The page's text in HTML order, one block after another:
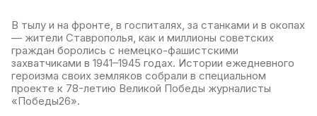
В тылу и на фронте, в госпиталях, за станками и в окопах
— жители Ставрополья, как и миллионы советских
граждан боролись с немецко-фашистскими
захватчиками в 1941–1945 годах. Истории ежедневного
героизма своих земляков собрали в специальном
проекте к 78-летию Великой Победы журналисты
«Победы26».